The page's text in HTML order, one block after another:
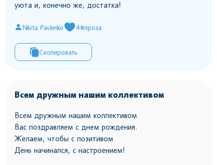
уюта и, конечно же, достатка!
Nikita Pavlenko 4#проза
Скопировать
Всем дружным нашим коллективом
Всем дружным нашим коллективом
Вас поздравляем с днем рождения.
Желаем, чтобы с позитивом
День начинался, с настроением!